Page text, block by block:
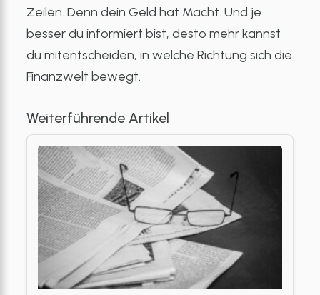
Zeilen. Denn dein Geld hat Macht. Und je
besser du informiert bist, desto mehr kannst
du mitentscheiden, in welche Richtung sich die
Finanzwelt bewegt.
Weiterführende Artikel